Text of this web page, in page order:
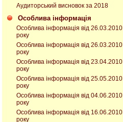
Аудиторський висновок за 2018
Особлива інформація
Особлива інформація від 26.03.2010
року
Особлива інформація від 26.03.2010
року
Особлива інформація від 23.04.2010
року
Особлива інформація від 25.05.2010
року
Особлива інформація від 04.06.2010
року
Особлива інформація від 16.06.2010
року